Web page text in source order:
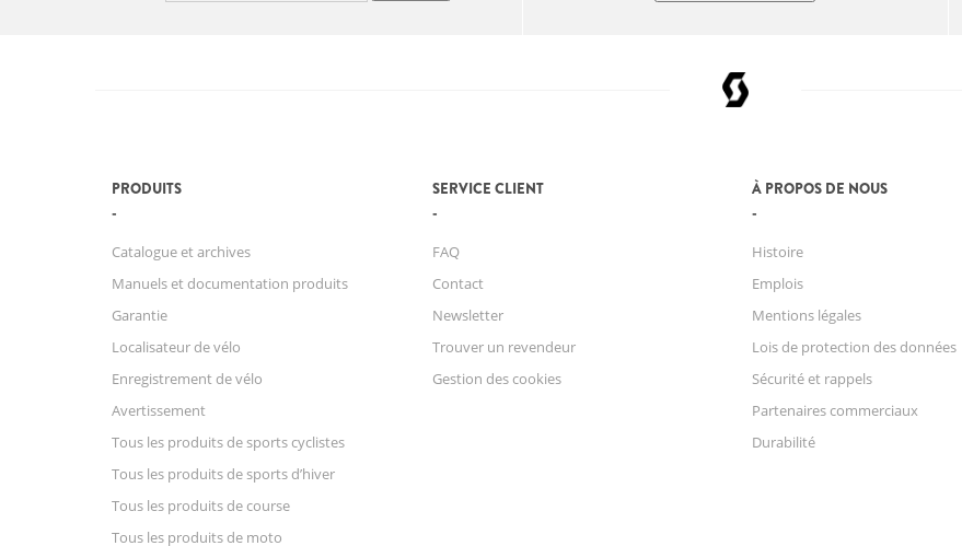
PRODUITS
Catalogue et archives
Manuels et documentation produits
Garantie
Localisateur de vélo
Enregistrement de vélo
Avertissement
Tous les produits de sports cyclistes
Tous les produits de sports d’hiver
Tous les produits de course
Tous les produits de moto
SERVICE CLIENT
FAQ
Contact
Newsletter
Trouver un revendeur
Gestion des cookies
À PROPOS DE NOUS
Histoire
Emplois
Mentions légales
Lois de protection des données
Sécurité et rappels
Partenaires commerciaux
Durabilité